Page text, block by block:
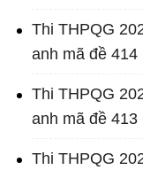
Thi THPQG
anh mã đề 414
Thi THPQG
anh mã đề 413
Thi THPQG